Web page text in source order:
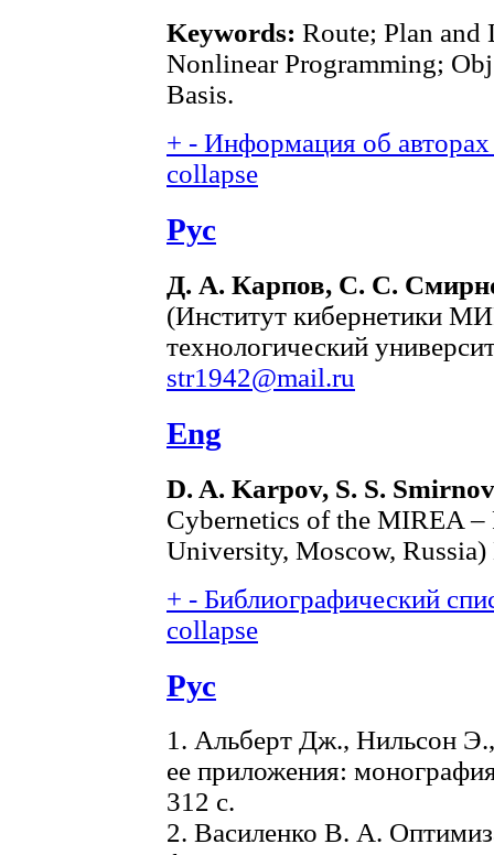
Keywords: Route; Plan
Nonlinear Programming;
Basis.
+ - Информация об
collapse
Рус
Д. А. Карпов, С. С.
(Институт кибернетики
технологический
str1942@mail.ru
Eng
D. A. Karpov, S. S.
Cybernetics of the MIREA –
University, Moscow,
+ - Библиографический
collapse
Рус
1. Альберт Дж., Нильсон
ее приложения:
312 с.
2. Василенко В. А.